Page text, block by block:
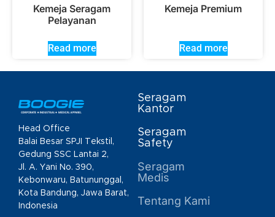
Kemeja Seragam
Pelayanan
Read more
Kemeja Premium
Read more
Head Office
Balai Besar SPJI Tekstil,
Gedung SSC Lantai 2,
Jl. A. Yani No. 390,
Kebonwaru, Batununggal,
Kota Bandung, Jawa Barat,
Indonesia
Seragam
Kantor
Seragam
Safety
Seragam
Medis
Tentang Kami